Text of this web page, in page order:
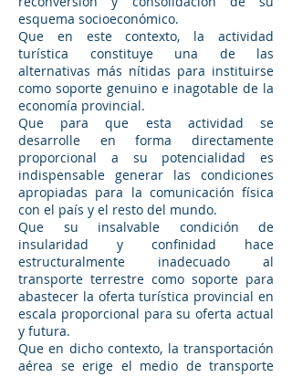
esquema socioeconómico.
Que en este contexto, la actividad
turística constituye una de las
alternativas más nítidas para instituirse
como soporte genuino e inagotable de la
economía provincial.
Que para que esta actividad se
desarrolle en forma directamente
proporcional a su potencialidad es
indispensable generar las condiciones
apropiadas para la comunicación física
con el país y el resto del mundo.
Que su insalvable condición de
insularidad y confinidad hace
estructuralmente inadecuado al
transporte terrestre como soporte para
abastecer la oferta turística provincial en
escala proporcional para su oferta actual
y futura.
Que en dicho contexto, la transportación
aérea se erige el medio de transporte